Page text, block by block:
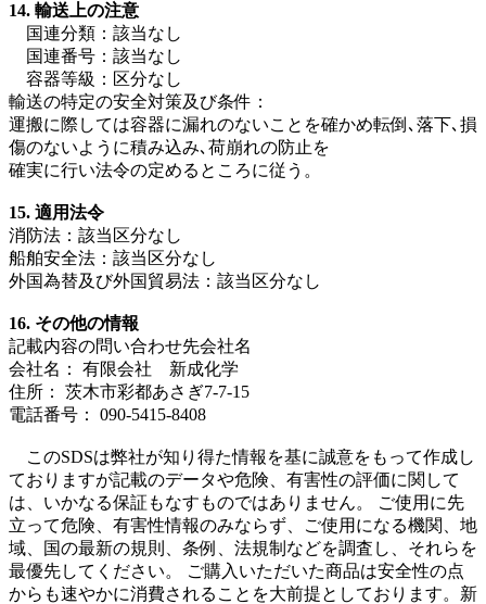
14. 輸送上の注意
国連分類：該当なし
国連番号：該当なし
容器等級：区分なし
輸送の特定の安全対策及び条件：
運搬に際しては容器に漏れのないことを確かめ転倒､落下､損
傷のないように積み込み､荷崩れの防止を
確実に行い法令の定めるところに従う。
15. 適用法令
消防法：該当区分なし
船舶安全法：該当区分なし
外国為替及び外国貿易法：該当区分なし
16. その他の情報
記載内容の問い合わせ先会社名
会社名： 有限会社 新成化学
住所： 茨木市彩都あさぎ7-7-15
電話番号： 090-5415-8408
このSDSは弊社が知り得た情報を基に誠意をもって作成し
ておりますが記載のデータや危険、有害性の評価に関して
は、いかなる保証もなすものではありません。 ご使用に先
立って危険、有害性情報のみならず、ご使用になる機関、地
域、国の最新の規則、条例、法規制などを調査し、それらを
最優先してください。 ご購入いただいた商品は安全性の点
からも速やかに消費されることを大前提としております。新